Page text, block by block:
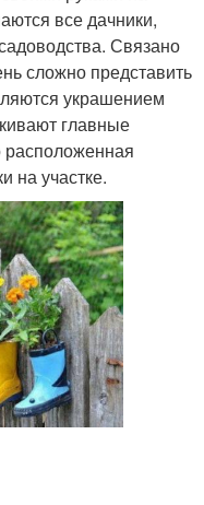
все дачники,
Связано
сложно представить
украшением
главные
расположенная
на участке.